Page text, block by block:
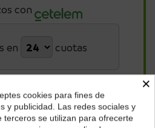
con
en cuotas
Importe total adeudado369,79 €/
recibir tu pedido?
para mostrarte los precios e
×
cookies para fines de
y publicidad. Las redes sociales y
terceros se utilizan para ofrecerte